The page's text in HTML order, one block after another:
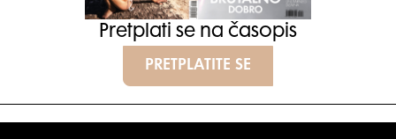
Pretplati se na časopis
PRETPLATITE SE